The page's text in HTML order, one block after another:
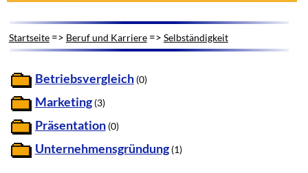
Startseite=> Beruf und Karriere=> Selbständigkeit
Betriebsvergleich (0)
Marketing (3)
Präsentation (0)
Unternehmensgründung (1)